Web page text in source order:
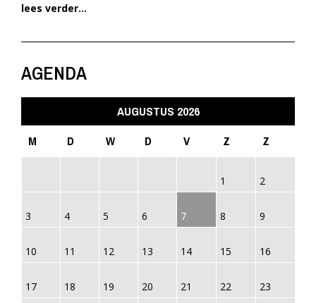
lees verder...
AGENDA
AUGUSTUS 2026
M
D W D V Z Z
1 2
3 4 5 6 7 8 9
10 11 12 13 14 15 16
17 18 19 20 21 22 23